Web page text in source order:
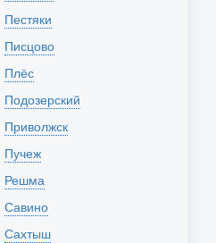
Пестяки
Писцово
Плёс
Подозерский
Приволжск
Пучеж
Решма
Савино
Сахтыш